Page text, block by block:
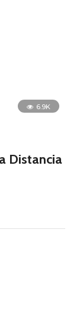
6.9K
Distancia